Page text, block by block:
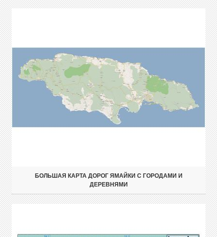
БОЛЬШАЯ КАРТА ДОРОГ ЯМАЙКИ С ГОРОДАМИ И
ДЕРЕВНЯМИ